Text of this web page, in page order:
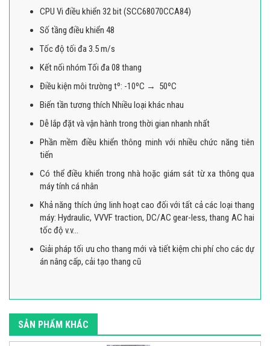
CPU Vi điều khiển 32 bit (SCC68070CCA84)
Số tầng điều khiển 48
Tốc độ tối đa 3.5 m/s
Kết nối nhóm Tối đa 08 thang
Điều kiện môi trường tº: -10ºC → 50ºC
Biến tần tương thích Nhiều loại khác nhau
Dễ lắp đặt và vận hành trong thời gian nhanh nhất
Phần mềm điều khiển thông minh với nhiều chức năng tiên
tiến
Có thể điều khiển trong nhà hoặc giám sát từ xa thông qua
máy tính cá nhân
Khả năng thích ứng linh hoạt cao đối với tất cả các loại thang
máy: Hydraulic, VVVF traction, DC/AC gear-less, thang AC hai
tốc độ v.v…
Giải pháp tối ưu cho thang mới và tiết kiệm chi phí cho các dự
án nâng cấp, cải tạo thang cũ
SẢN PHẨM KHÁC